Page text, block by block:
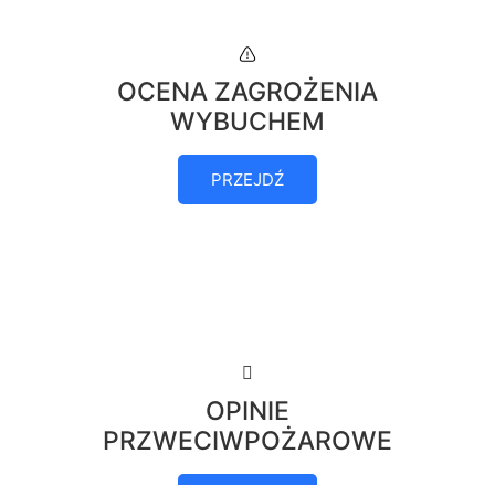
OCENA ZAGROŻENIA
WYBUCHEM
PRZEJDŹ
OPINIE
PRZWECIWPOŻAROWE